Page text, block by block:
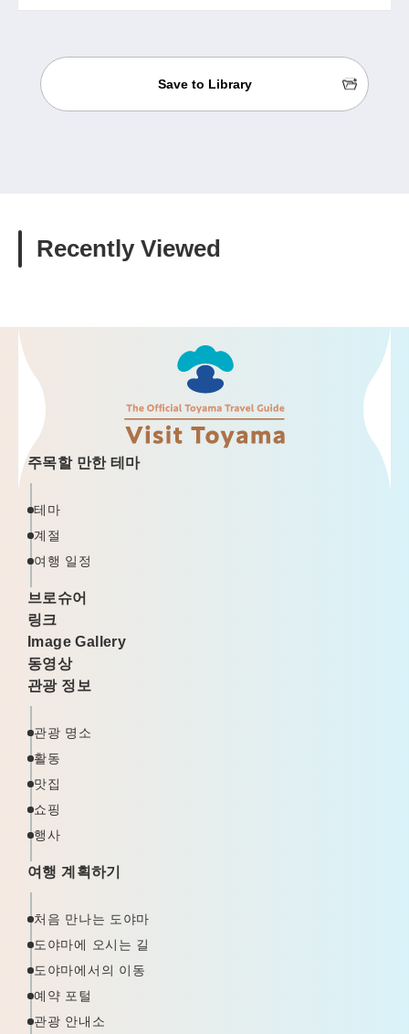
Save to Library
Recently Viewed
주목할 만한 테마
테마
계절
여행 일정
브로슈어
링크
Image Gallery
동영상
관광 정보
관광 명소
활동
맛집
쇼핑
행사
여행 계획하기
처음 만나는 도야마
도야마에 오시는 길
도야마에서의 이동
예약 포털
관광 안내소